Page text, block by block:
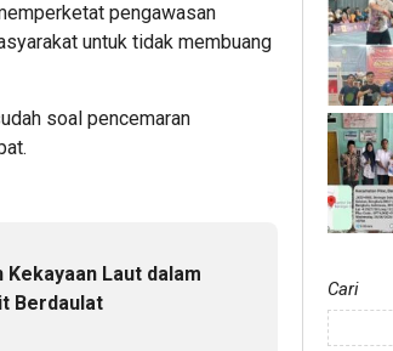
pengawasan
untuk tidak membuang
soal pencemaran
Laut dalam
Berdaulat
Cari